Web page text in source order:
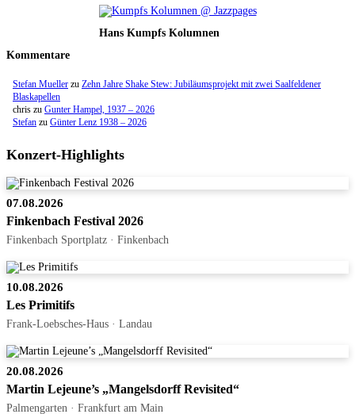
Hans Kumpfs Kolumnen
Kommentare
Stefan Mueller zu Zehn Jahre Shake Stew: Jubiläumsprojekt mit zwei Saalfeldener
Blaskapellen
chris zu Gunter Hampel, 1937 – 2026
Stefan zu Günter Lenz 1938 – 2026
Konzert-Highlights
07.08.2026
Finkenbach Festival 2026
Finkenbach Sportplatz · Finkenbach
10.08.2026
Les Primitifs
Frank-Loebsches-Haus · Landau
20.08.2026
Martin Lejeune’s „Mangelsdorff Revisited“
Palmengarten · Frankfurt am Main